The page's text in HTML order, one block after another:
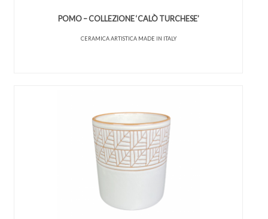
POMO – COLLEZIONE ‘CALÒ TURCHESE’
CERAMICA ARTISTICA MADE IN ITALY